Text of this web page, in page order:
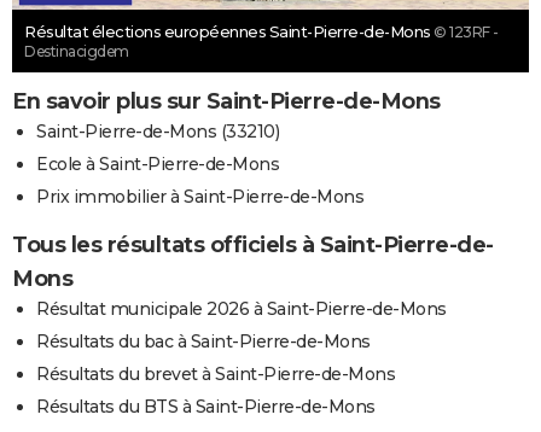
Résultat élections européennes Saint-Pierre-de-Mons © 123RF -
Destinacigdem
En savoir plus sur Saint-Pierre-de-Mons
Saint-Pierre-de-Mons (33210)
Ecole à Saint-Pierre-de-Mons
Prix immobilier à Saint-Pierre-de-Mons
Tous les résultats officiels à Saint-Pierre-de-
Mons
Résultat municipale 2026 à Saint-Pierre-de-Mons
Résultats du bac à Saint-Pierre-de-Mons
Résultats du brevet à Saint-Pierre-de-Mons
Résultats du BTS à Saint-Pierre-de-Mons